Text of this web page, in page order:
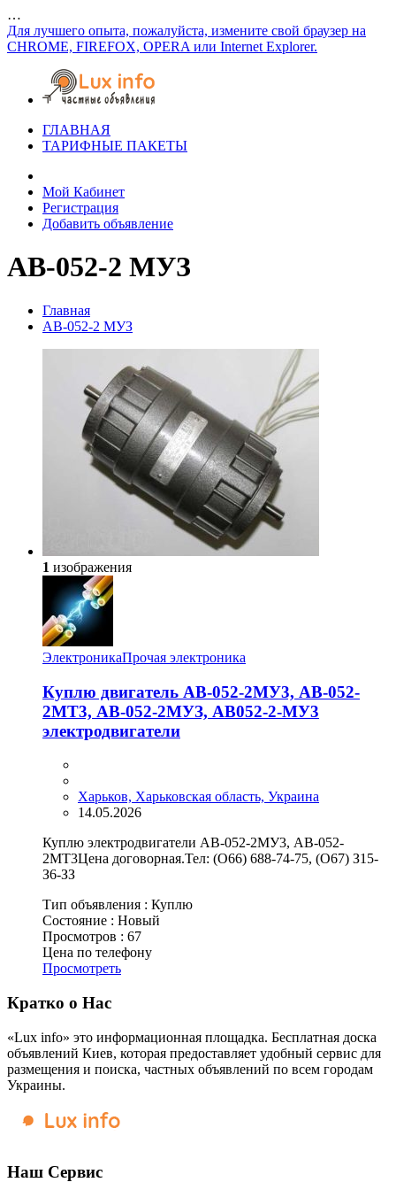
…
Для лучшего опыта, пожалуйста, измените свой браузер на
CHROME, FIREFOX, OPERA или Internet Explorer.
ГЛАВНАЯ
ТАРИФНЫЕ ПАКЕТЫ
Мой Кабинет
Регистрация
Добавить объявление
АВ-052-2 МУЗ
Главная
АВ-052-2 МУЗ
1 изображения
ЭлектроникаПрочая электроника
Куплю двигатель АВ-052-2МУ3, АВ-052-
2МТ3, АВ-052-2МУЗ, АВ052-2-МУ3
электродвигатели
Харьков, Харьковская область, Украина
14.05.2026
Куплю электродвигатели АВ-052-2МУ3, АВ-052-
2МТ3Цена договорная.Тел: (О66) 688-74-75, (О67) З15-
З6-ЗЗ
Тип объявления : Куплю
Состояние : Новый
Просмотров : 67
Цена по телефону
Просмотреть
Кратко о Нас
«Lux info» это информационная площадка. Бесплатная доска
объявлений Киев, которая предоставляет удобный сервис для
размещения и поиска, частных объявлений по всем городам
Украины.
Наш Сервис